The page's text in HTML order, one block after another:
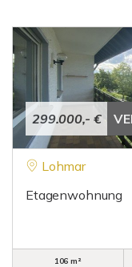
299.000,- €
Lohmar
Etagenwohnung
106 m²